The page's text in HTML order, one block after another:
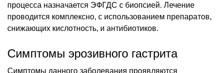
процесса назначается ЭФГДС с биопсией. Лечение
проводится комплексно, с использованием препаратов,
снижающих кислотность, и антибиотиков.
Симптомы эрозивного гастрита
Симптомы данного заболевания проявляются